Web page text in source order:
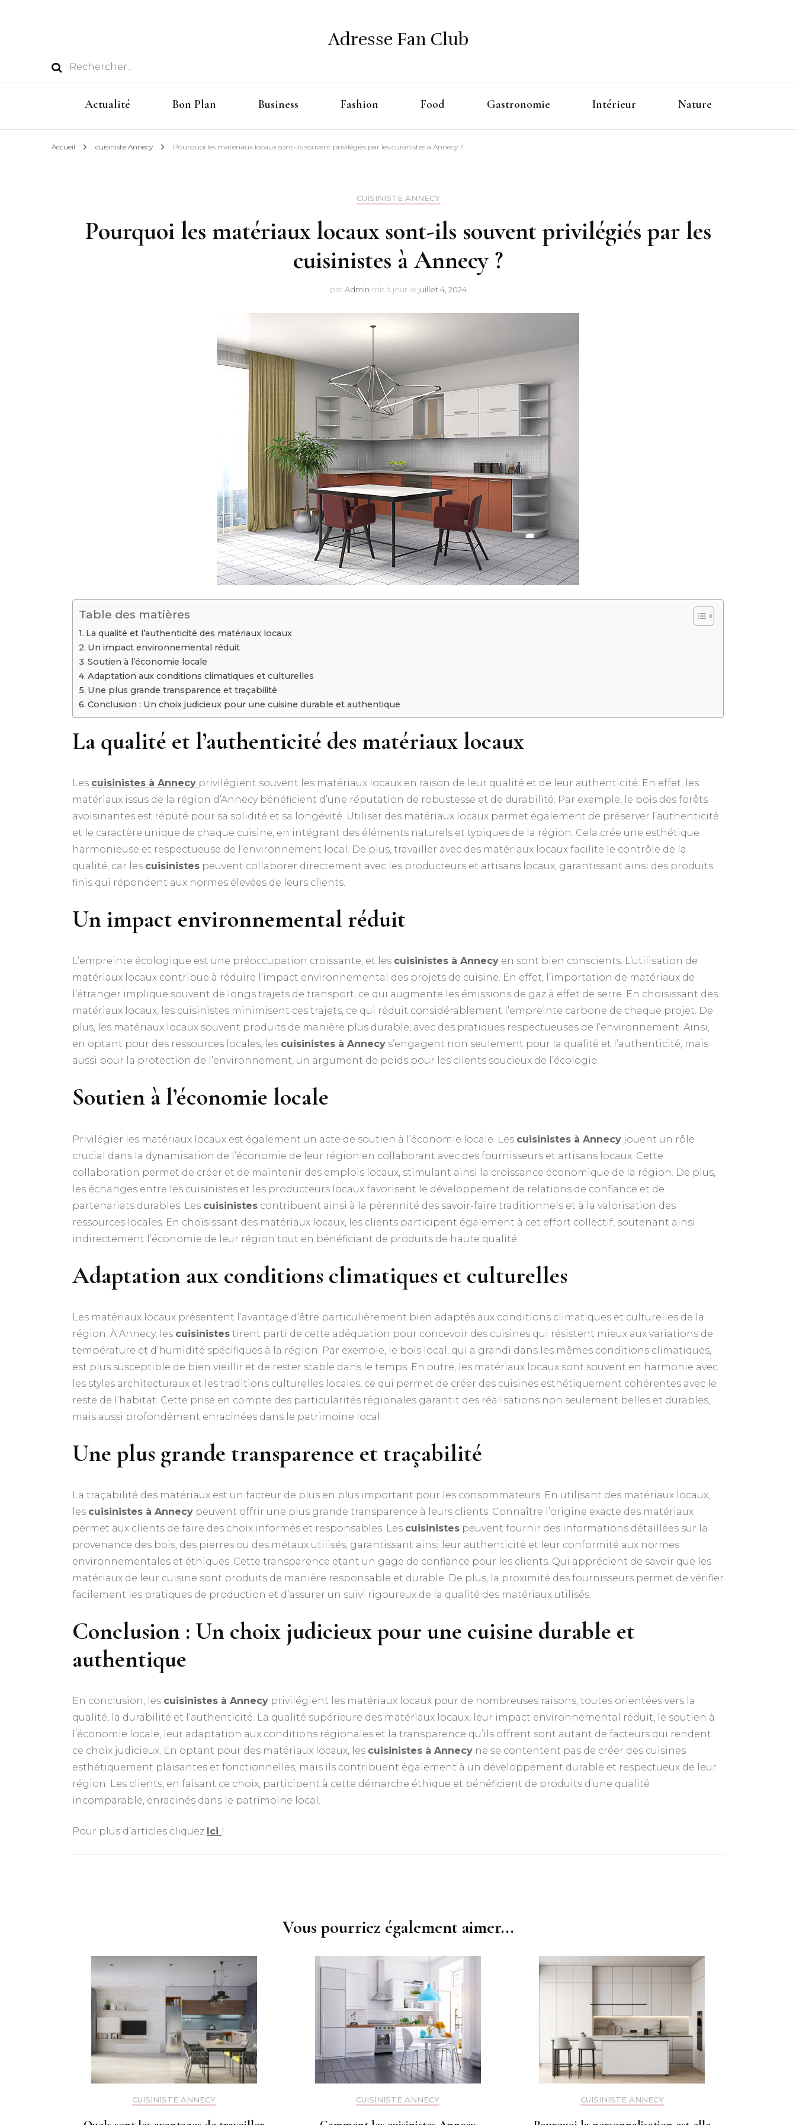
Rechercher :
Adresse Fan Club
Actualité Bon Plan Business Fashion Food Gastronomie Intérieur Nature
Accueil cuisiniste Annecy Pourquoi les matériaux locaux sont-ils souvent privilégiés par les cuisinistes à Annecy ?
CUISINISTE ANNECY
Pourquoi les matériaux locaux sont-ils souvent privilégiés par les
cuisinistes à Annecy ?
par Admin mis à jour le juillet 4, 2024
Table des matières
La qualité et l’authenticité des matériaux locaux
Un impact environnemental réduit
Soutien à l’économie locale
Adaptation aux conditions climatiques et culturelles
Une plus grande transparence et traçabilité
Conclusion : Un choix judicieux pour une cuisine durable et authentique
La qualité et l’authenticité des matériaux locaux
Les cuisinistes à Annecy privilégient souvent les matériaux locaux en raison de leur qualité et de leur authenticité. En effet, les
matériaux issus de la région d’Annecy bénéficient d’une réputation de robustesse et de durabilité. Par exemple, le bois des forêts
avoisinantes est réputé pour sa solidité et sa longévité. Utiliser des matériaux locaux permet également de préserver l’authenticité
et le caractère unique de chaque cuisine, en intégrant des éléments naturels et typiques de la région. Cela crée une esthétique
harmonieuse et respectueuse de l’environnement local. De plus, travailler avec des matériaux locaux facilite le contrôle de la
qualité, car les cuisinistes peuvent collaborer directement avec les producteurs et artisans locaux, garantissant ainsi des produits
finis qui répondent aux normes élevées de leurs clients.
Un impact environnemental réduit
L’empreinte écologique est une préoccupation croissante, et les cuisinistes à Annecy en sont bien conscients. L’utilisation de
matériaux locaux contribue à réduire l’impact environnemental des projets de cuisine. En effet, l’importation de matériaux de
l’étranger implique souvent de longs trajets de transport, ce qui augmente les émissions de gaz à effet de serre. En choisissant des
matériaux locaux, les cuisinistes minimisent ces trajets, ce qui réduit considérablement l’empreinte carbone de chaque projet. De
plus, les matériaux locaux souvent produits de manière plus durable, avec des pratiques respectueuses de l’environnement. Ainsi,
en optant pour des ressources locales, les cuisinistes à Annecy s’engagent non seulement pour la qualité et l’authenticité, mais
aussi pour la protection de l’environnement, un argument de poids pour les clients soucieux de l’écologie.
Soutien à l’économie locale
Privilégier les matériaux locaux est également un acte de soutien à l’économie locale. Les cuisinistes à Annecy jouent un rôle
crucial dans la dynamisation de l’économie de leur région en collaborant avec des fournisseurs et artisans locaux. Cette
collaboration permet de créer et de maintenir des emplois locaux, stimulant ainsi la croissance économique de la région. De plus,
les échanges entre les cuisinistes et les producteurs locaux favorisent le développement de relations de confiance et de
partenariats durables. Les cuisinistes contribuent ainsi à la pérennité des savoir-faire traditionnels et à la valorisation des
ressources locales. En choisissant des matériaux locaux, les clients participent également à cet effort collectif, soutenant ainsi
indirectement l’économie de leur région tout en bénéficiant de produits de haute qualité.
Adaptation aux conditions climatiques et culturelles
Les matériaux locaux présentent l’avantage d’être particulièrement bien adaptés aux conditions climatiques et culturelles de la
région. À Annecy, les cuisinistes tirent parti de cette adéquation pour concevoir des cuisines qui résistent mieux aux variations de
température et d’humidité spécifiques à la région. Par exemple, le bois local, qui a grandi dans les mêmes conditions climatiques,
est plus susceptible de bien vieillir et de rester stable dans le temps. En outre, les matériaux locaux sont souvent en harmonie avec
les styles architecturaux et les traditions culturelles locales, ce qui permet de créer des cuisines esthétiquement cohérentes avec le
reste de l’habitat. Cette prise en compte des particularités régionales garantit des réalisations non seulement belles et durables,
mais aussi profondément enracinées dans le patrimoine local.
Une plus grande transparence et traçabilité
La traçabilité des matériaux est un facteur de plus en plus important pour les consommateurs. En utilisant des matériaux locaux,
les cuisinistes à Annecy peuvent offrir une plus grande transparence à leurs clients. Connaître l’origine exacte des matériaux
permet aux clients de faire des choix informés et responsables. Les cuisinistes peuvent fournir des informations détaillées sur la
provenance des bois, des pierres ou des métaux utilisés, garantissant ainsi leur authenticité et leur conformité aux normes
environnementales et éthiques. Cette transparence etant un gage de confiance pour les clients. Qui apprécient de savoir que les
matériaux de leur cuisine sont produits de manière responsable et durable. De plus, la proximité des fournisseurs permet de vérifier
facilement les pratiques de production et d’assurer un suivi rigoureux de la qualité des matériaux utilisés.
Conclusion : Un choix judicieux pour une cuisine durable et
authentique
En conclusion, les cuisinistes à Annecy privilégient les matériaux locaux pour de nombreuses raisons, toutes orientées vers la
qualité, la durabilité et l’authenticité. La qualité supérieure des matériaux locaux, leur impact environnemental réduit, le soutien à
l’économie locale, leur adaptation aux conditions régionales et la transparence qu’ils offrent sont autant de facteurs qui rendent
ce choix judicieux. En optant pour des matériaux locaux, les cuisinistes à Annecy ne se contentent pas de créer des cuisines
esthétiquement plaisantes et fonctionnelles, mais ils contribuent également à un développement durable et respectueux de leur
région. Les clients, en faisant ce choix, participent à cette démarche éthique et bénéficient de produits d’une qualité
incomparable, enracinés dans le patrimoine local.
Pour plus d’articles cliquez Ici !
Vous pourriez également aimer...
CUISINISTE ANNECY CUISINISTE ANNECY CUISINISTE ANNECY